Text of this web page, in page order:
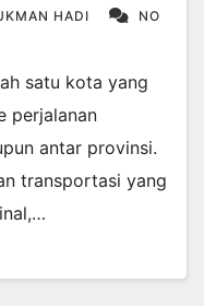
HADI NO
satu kota yang
perjalanan
antar provinsi.
transportasi yang